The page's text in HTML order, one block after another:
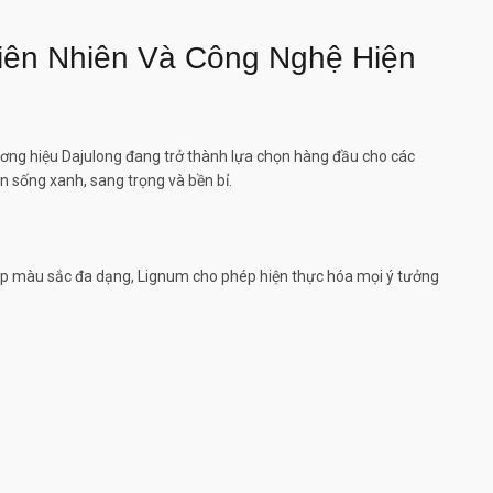
Nhiên Và Công Nghệ Hiện
hiệu Dajulong đang trở thành lựa chọn hàng đầu cho các
xanh, sang trọng và bền bỉ.
màu sắc đa dạng, Lignum cho phép hiện thực hóa mọi ý tưởng